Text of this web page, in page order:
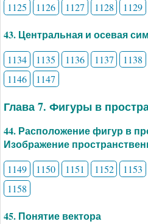
1125
1126 1127 1128 1129
43. Центральная и осевая
1134 1135 1136 1137 1138
1146
1147
Глава 7. Фигуры в
44. Расположение фигур в
Изображение
1149 1150 1151 1152 1153
1158
45. Понятие вектора